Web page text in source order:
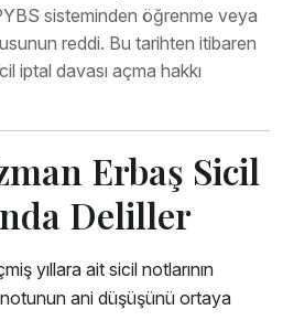
sisteminden öğrenme veya
reddi. Bu tarihten itibaren
iptal davası açma hakkı
Erbaş Sicil
Deliller
yıllara ait sicil notlarının
notunun ani düşüşünü ortaya